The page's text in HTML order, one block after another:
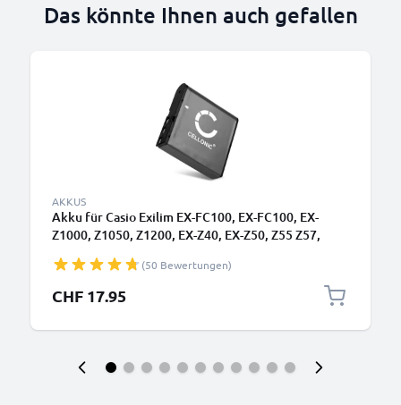
Das könnte Ihnen auch gefallen
AKKUS
Akku für Casio Exilim EX-FC100, EX-FC100, EX-
Z1000, Z1050, Z1200, EX-Z40, EX-Z50, Z55 Z57,
950mAh, Batterie NP-40
(50 Bewertungen)
CHF 17.95